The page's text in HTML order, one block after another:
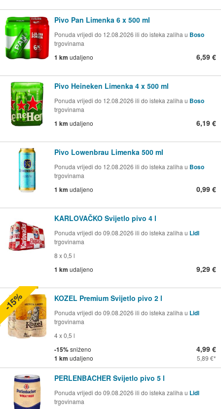
Pivo Pan Limenka 6 x 500 ml
Ponuda vrijedi do 12.08.2026 ili do isteka zaliha u Boso
trgovinama
1 km udaljeno 6,59 €
Pivo Heineken Limenka 4 x 500 ml
Ponuda vrijedi do 12.08.2026 ili do isteka zaliha u Boso
trgovinama
1 km udaljeno 6,19 €
Pivo Lowenbrau Limenka 500 ml
Ponuda vrijedi do 12.08.2026 ili do isteka zaliha u Boso
trgovinama
1 km udaljeno 0,99 €
KARLOVAČKO Svijetlo pivo 4 l
Ponuda vrijedi do 09.08.2026 ili do isteka zaliha u Lidl
trgovinama
8 x 0,5 l
1 km udaljeno 9,29 €
KOZEL Premium Svijetlo pivo 2 l
Ponuda vrijedi do 09.08.2026 ili do isteka zaliha u Lidl
trgovinama
4 x 0,5 l
-15%sniženo
1 km udaljeno
4,99 €
5,89 €
-15%
PERLENBACHER Svijetlo pivo 5 l
Ponuda vrijedi do 09.08.2026 ili do isteka zaliha u Lidl
trgovinama